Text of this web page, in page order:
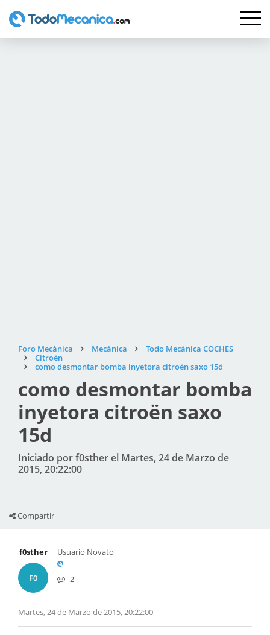
Foro Mecánica Mecánica
Todo Mecánica COCHES
Citroën
como desmontar bomba inyetora citroën saxo 15d
como desmontar bomba
inyetora citroën saxo
15d
Iniciado por f0sther el Martes, 24 de Marzo de
2015, 20:22:00
Compartir
f0sther
F0
Usuario Novato
2
Martes, 24 de Marzo de 2015, 20:22:00